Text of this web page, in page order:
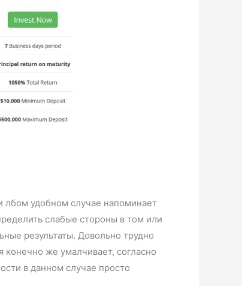
лбом удобном случае напоминает
слабые стороны в том или
результаты. Довольно трудно
же умалчивает, согласно
в данном случае просто